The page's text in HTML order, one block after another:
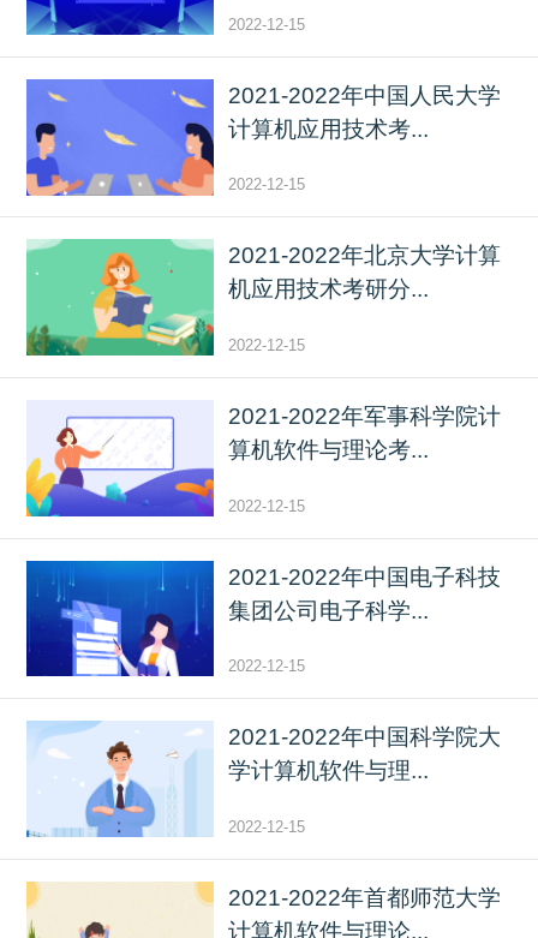
2022-12-15
2021-2022年中国人民大学
计算机应用技术考...
2022-12-15
2021-2022年北京大学计算
机应用技术考研分...
2022-12-15
2021-2022年军事科学院计
算机软件与理论考...
2022-12-15
2021-2022年中国电子科技
集团公司电子科学...
2022-12-15
2021-2022年中国科学院大
学计算机软件与理...
2022-12-15
2021-2022年首都师范大学
计算机软件与理论...